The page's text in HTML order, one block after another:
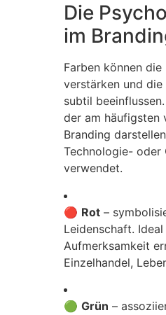
Die
im
Farben können
verstärken und die
subtil
der am häufigsten
Branding
Technologie- oder
verwendet.
🔴 Rot–
Leidenschaft.
Aufmerksamkeit
Einzelhandel,
🟢 Grün –